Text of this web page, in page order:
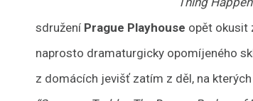
sdružení Prague Playhouse opět okusit
naprosto dramaturgicky opomíjeného
z domácích jevišť zatím z děl, na